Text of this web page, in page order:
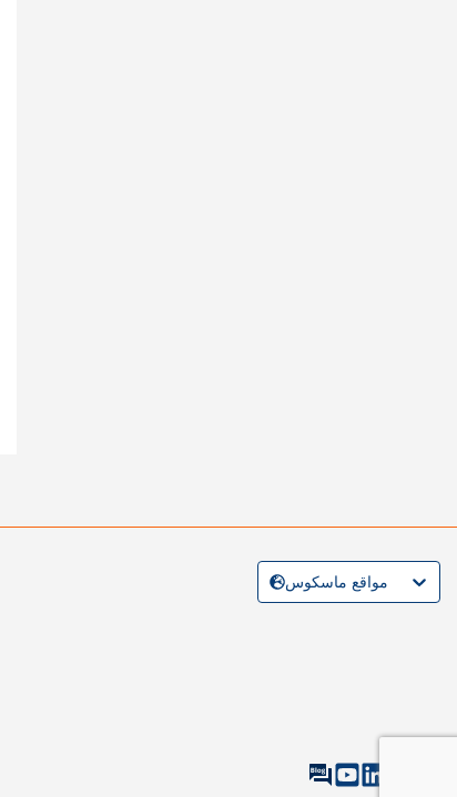
مواقع ماسكوس